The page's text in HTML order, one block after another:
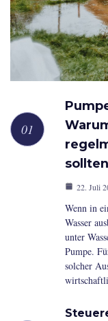
sollten
22. Juli
Wenn in
Wasser
unter
Pumpe.
solcher